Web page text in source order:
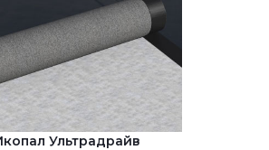
Ультрадрайв